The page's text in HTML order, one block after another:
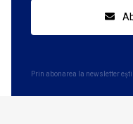
Prin abonarea la newsletter ești